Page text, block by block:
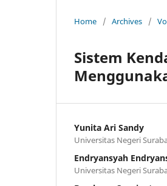
Home / Archives /
Sistem
Yunita Ari Sandy
Universitas Negeri
Endryansyah
Universitas Negeri